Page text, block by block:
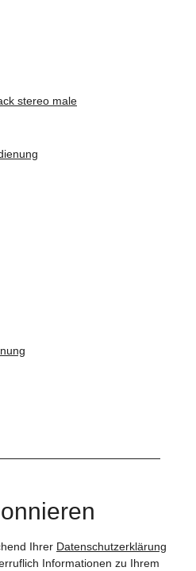
stereo male
Ihrer Datenschutzerklärung
Informationen zu Ihrem